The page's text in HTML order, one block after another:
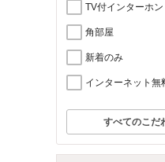
TV付インターホン
角部屋
新着のみ
インターネット無
すべてのこだ